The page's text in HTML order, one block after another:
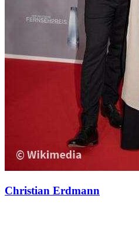
Christian Erdmann